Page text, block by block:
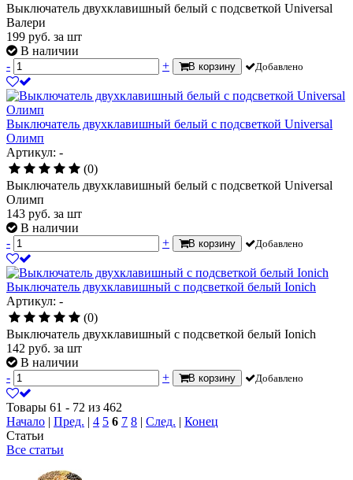
Выключатель двухклавишный белый с подсветкой Universal
Валери
199 руб. за шт
В наличии
-
+ В корзину Добавлено
Выключатель двухклавишный белый с подсветкой Universal
Олимп
Артикул: -
(0)
Выключатель двухклавишный белый с подсветкой Universal
Олимп
143 руб. за шт
В наличии
-
+ В корзину Добавлено
Выключатель двухклавишный с подсветкой белый Ionich
Артикул: -
(0)
Выключатель двухклавишный с подсветкой белый Ionich
142 руб. за шт
В наличии
-
+ В корзину Добавлено
Товары 61 - 72 из 462
Начало | Пред. | 4 5 6 7 8 | След. | Конец
Статьи
Все статьи